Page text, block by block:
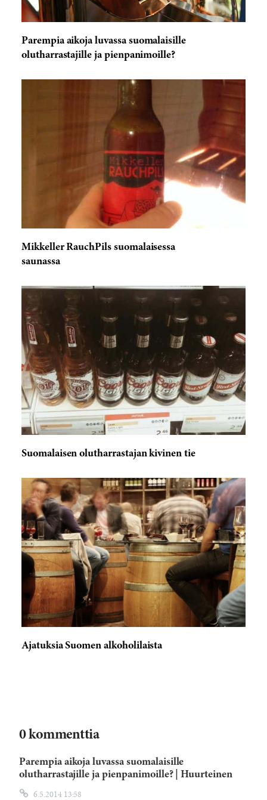
Parempia aikoja luvassa suomalaisille
olutharrastajille ja pienpanimoille?
Mikkeller RauchPils suomalaisessa
saunassa
Suomalaisen olutharrastajan kivinen tie
Ajatuksia Suomen alkoholilaista
0 kommenttia
Parempia aikoja luvassa suomalaisille
olutharrastajille ja pienpanimoille? | Huurteinen
6.5.2014 13:58